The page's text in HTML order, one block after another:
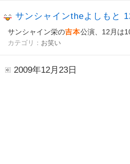
サンシャインtheよしもと
サンシャイン栄の吉本公演、12月は
カテゴリ： お笑い
2009年12月23日